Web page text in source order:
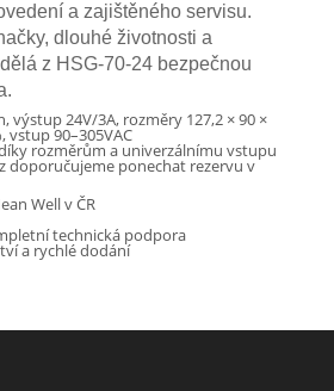
a zajištěného servisu.
dlouhé životnosti a
z HSG-70-24 bezpečnou
výstup 24V/3A, rozměry 127,2 × 90 ×
vstup 90–305VAC
rozměrům a univerzálnímu vstupu
doporučujeme ponechat rezervu v
Well v ČR
technická podpora
a rychlé dodání